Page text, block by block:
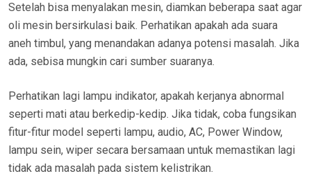
Setelah bisa menyalakan mesin, diamkan beberapa saat agar
oli mesin bersirkulasi baik. Perhatikan apakah ada suara
aneh timbul, yang menandakan adanya potensi masalah. Jika
ada, sebisa mungkin cari sumber suaranya.
Perhatikan lagi lampu indikator, apakah kerjanya abnormal
seperti mati atau berkedip-kedip. Jika tidak, coba fungsikan
fitur-fitur model seperti lampu, audio, AC, Power Window,
lampu sein, wiper secara bersamaan untuk memastikan lagi
tidak ada masalah pada sistem kelistrikan.